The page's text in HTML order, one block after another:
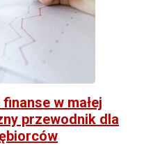
w małej
przewodnik dla